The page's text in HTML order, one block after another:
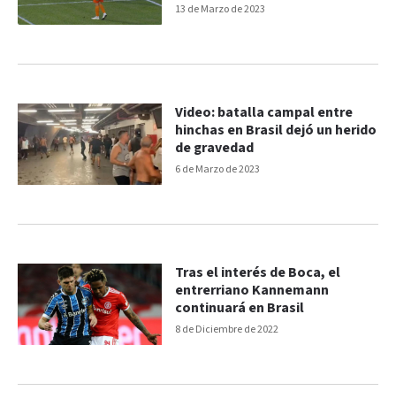
13 de Marzo de 2023
6 de Marzo de 2023
Video: batalla campal entre
hinchas en Brasil dejó un herido
de gravedad
8 de Diciembre de 2022
Tras el interés de Boca, el
entrerriano Kannemann
continuará en Brasil